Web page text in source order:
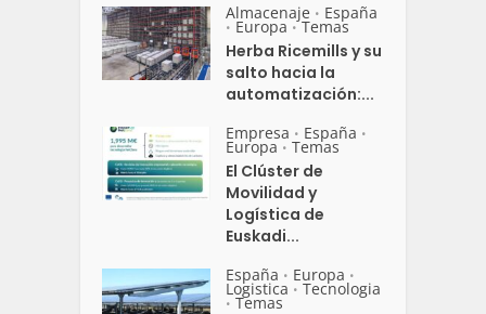
Almacenaje • España
• Europa • Temas
Herba Ricemills y su
salto hacia la
automatización:...
Empresa • España •
Europa • Temas
El Clúster de
Movilidad y
Logística de
Euskadi...
España • Europa •
Logistica • Tecnologia
• Temas